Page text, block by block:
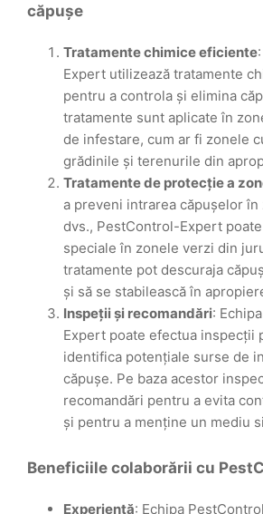
căpușe
Tratamente chimice eficiente
Expert utilizează tratamente
pentru a controla și elimina
tratamente sunt aplicate în
de infestare, cum ar fi zonele
grădinile și terenurile din
Tratamente de protecție a
a preveni intrarea căpușelor în
dvs., PestControl-Expert
speciale în zonele verzi din
tratamente pot descuraja
și să se stabilească în
Inspeții și recomandări:
Expert poate efectua inspecții
identifica potențiale surse de
căpușe. Pe baza acestor
recomandări pentru a evita
și pentru a menține un mediu
Beneficiile colaborării cu
Experiență: Echipa